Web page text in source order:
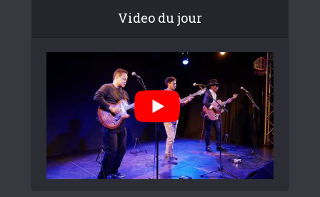
Video du jour